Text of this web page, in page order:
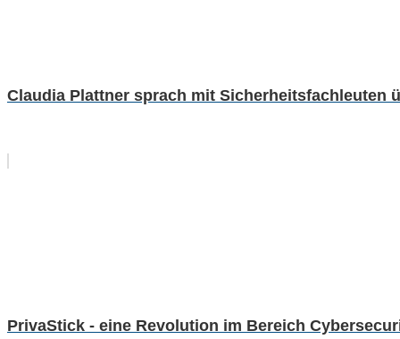
Claudia Plattner sprach mit Sicherheitsfachleuten
PrivaStick - eine Revolution im Bereich